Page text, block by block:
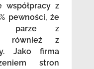
współpracy z
pewności, że
parze z
również z
Jako firma
stron